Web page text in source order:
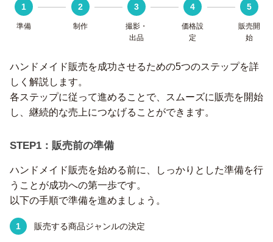
1
準備
2
制作
3
撮影・
出品
4
価格設
定
5
販売開
始
ハンドメイド販売を成功させるための5つのステップを詳
しく解説します。
各ステップに従って進めることで、スムーズに販売を開始
し、継続的な売上につなげることができます。
STEP1：販売前の準備
ハンドメイド販売を始める前に、しっかりとした準備を行
うことが成功への第一歩です。
以下の手順で準備を進めましょう。
販売する商品ジャンルの決定